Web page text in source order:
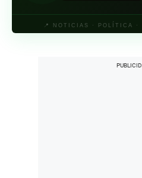
📍 NOTICIAS · POLÍTICA ·